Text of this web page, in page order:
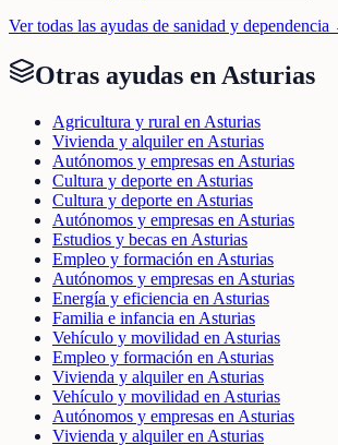
Ver todas las ayudas de sanidad y dependencia
Otras ayudas enAsturias
Agricultura y rural en Asturias
Vivienda y alquiler en Asturias
Autónomos y empresas en Asturias
Cultura y deporte en Asturias
Cultura y deporte en Asturias
Autónomos y empresas en Asturias
Estudios y becas en Asturias
Empleo y formación en Asturias
Autónomos y empresas en Asturias
Energía y eficiencia en Asturias
Familia e infancia en Asturias
Vehículo y movilidad en Asturias
Empleo y formación en Asturias
Vivienda y alquiler en Asturias
Vehículo y movilidad en Asturias
Autónomos y empresas en Asturias
Vivienda y alquiler en Asturias